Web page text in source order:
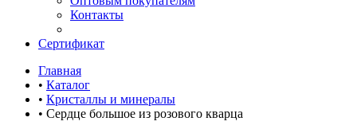
Контакты
Сертификат
Главная
• Каталог
• Кристаллы и минералы
• Сердце большое из розового кварца